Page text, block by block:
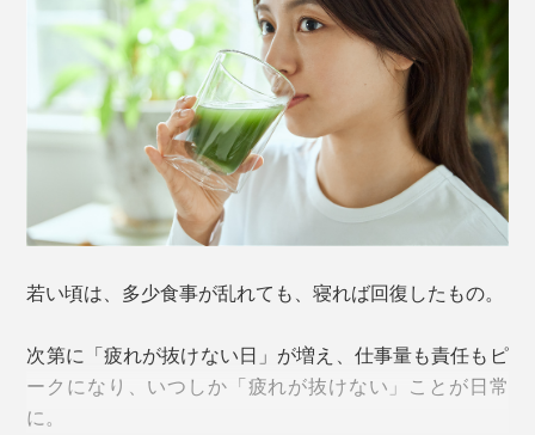
若い頃は、多少食事が乱れても、寝れば回復したもの。
次第に「疲れが抜けない日」が増え、仕事量も責任もピ
ークになり、いつしか「疲れが抜けない」ことが日常
に。